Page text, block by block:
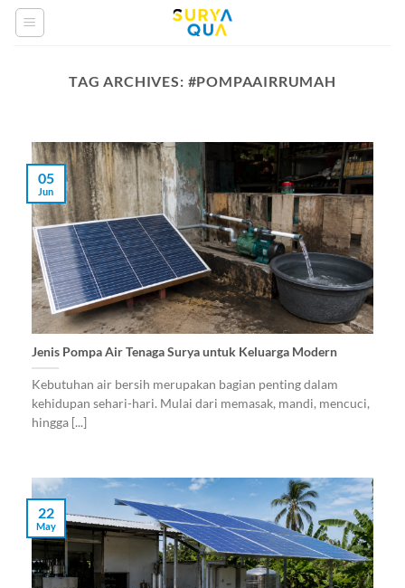
Skip
TAG ARCHIVES: #POMPAAIRRUMAH
Jenis Pompa Air Tenaga Surya untuk Keluarga Modern
Kebutuhan air bersih merupakan bagian penting dalam
kehidupan sehari-hari. Mulai dari memasak, mandi, mencuci,
hingga [...]
05
Jun
22
May